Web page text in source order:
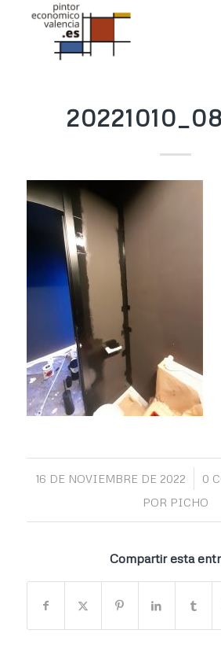
16 DE NOVIEMBRE DE 2022
/ 0
POR PICHO
Compartir esta